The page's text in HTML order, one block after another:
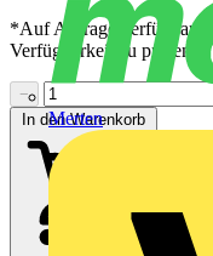
Merten
*Auf Anfrage verfügbar -
Verfügbarkeit zu prüfen
−
In den Warenkorb